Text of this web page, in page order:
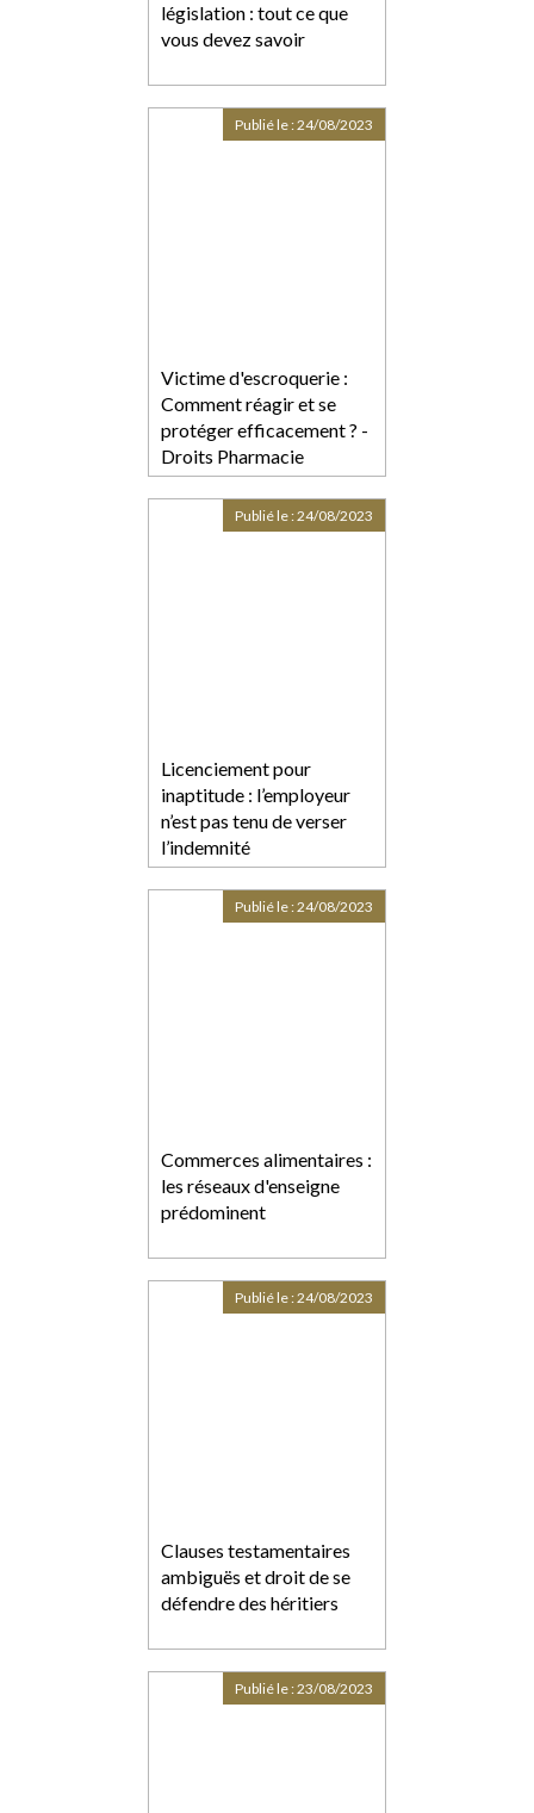
législation : tout ce que
vous devez savoir
Victime d'escroquerie :
Comment réagir et se
protéger efficacement ? -
Droits Pharmacie
Publié le :24/08/2023
Licenciement pour
inaptitude : l’employeur
n’est pas tenu de verser
l’indemnité
compensatrice de préavis
Publié le :24/08/2023
Commerces alimentaires :
les réseaux d'enseigne
prédominent
Publié le :24/08/2023
Clauses testamentaires
ambiguës et droit de se
défendre des héritiers
Publié le :24/08/2023
Publié le :23/08/2023